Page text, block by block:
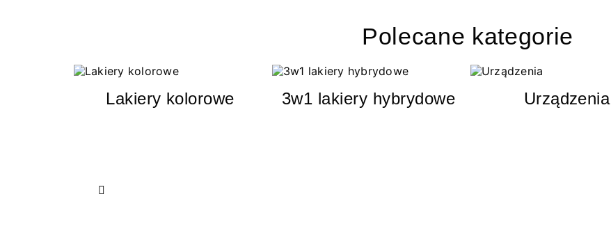
Polecane kategorie
Lakiery kolorowe 3w1 lakiery hybrydowe Urządzenia